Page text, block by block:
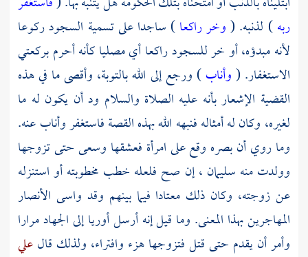
ربه) لذنبه. (وخر راكعا) ساجدا على تسمية السجود ركوعا
لأنه مبدؤه، أو خر للسجود راكعا أي مصليا كأنه أحرم بركعتي
الاستغفار. (وأناب) ورجع إلى الله بالتوبة، وأقصى ما في هذه
القضية الإشعار بأنه عليه الصلاة والسلام ود أن يكون له ما
لغيره، وكان له أمثاله فنبهه الله بهذه القصة فاستغفر وأناب عنه.
وما روي أن بصره وقع على امرأة فعشقها وسعى حتى تزوجها
وولدت منه سليمان ، إن صح فلعله خطب مخطوبته أو استنزله
عن زوجته، وكان ذلك معتادا فيما بينهم وقد واسى الأنصار
المهاجرينبهذا المعنى. وما قيل إنه أرسلأورياإلى الجهاد مرارا
وأمر أن يقدم حتى قتل فتزوجها هزء وافتراء، ولذلك قالعلي